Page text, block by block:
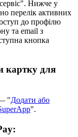
картку для
"Додати або
".
: